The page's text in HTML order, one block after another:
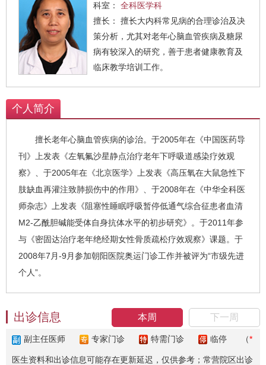
科室： 全科医学科
擅长： 擅长大内科常见病的合理诊治及决
策分析，尤其对老年心脑血管疾病及糖尿
病有较深入的研究，善于患者健康教育及
临床教学培训工作。
个人简介
擅长老年心脑血管疾病的诊治。于2005年在《中国医药导
刊》上发表《左氧氟沙星静点治疗老年下呼吸道感染疗效观
察》、于2005年在《北京医学》上发表《高压氧在大鼠急性下
肢缺血再灌注致肺损伤中的作用》、于2008年在《中华全科医
师杂志》上发表《阻塞性睡眠呼吸暂停低通气综合征患者血清
M2-乙酰胆碱能受体自身抗体水平的初步研究》。于2011年参
与《密固达治疗老年绝经期女性骨质疏松疗效观察》课题。于
2008年7月-9月参加朝阳医院奥运门诊工作并被评为“市级先进
个人”。
本周 下一周
出诊信息
副主任医师 专家门诊 特需门诊 临停 （*
医生资料和出诊信息可能存在更新延迟，仅供参考；常营院区出诊